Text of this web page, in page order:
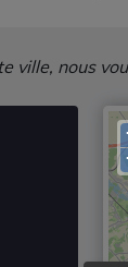
ville, nous